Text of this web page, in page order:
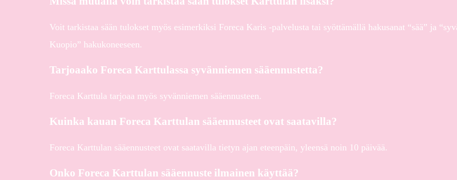
Voit tarkistaa sään tulokset myös esimerkiksi Foreca Karis -palvelusta tai syöttämällä hakusanat “sää” ja
Kuopio” hakukoneeseen.
Tarjoaako Foreca Karttulassa syvänniemen sääennustetta?
Foreca Karttula tarjoaa myös syvänniemen sääennusteen.
Kuinka kauan Foreca Karttulan sääennusteet ovat saatavilla?
Foreca Karttulan sääennusteet ovat saatavilla tietyn ajan eteenpäin, yleensä noin 10 päivää.
Onko Foreca Karttulan sääennuste ilmainen käyttää?